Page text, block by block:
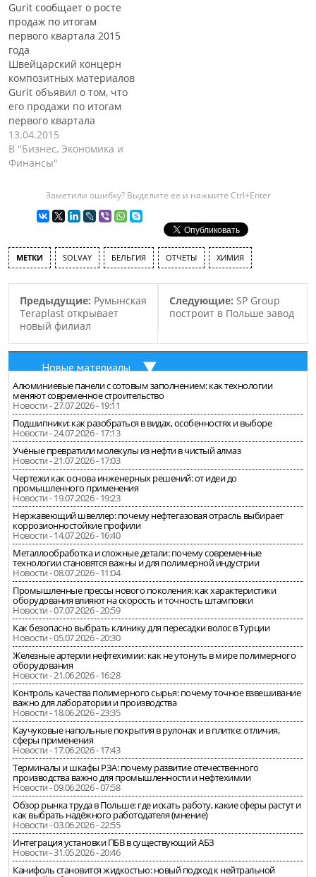
миллиарда, по
сравнению с результатом
в €2,4 миллиарда годом
ранее. Отметим, что
Ebitda (прибыль до
вычета процентов,
налогов, износа и…
Gurit сообщает о росте
продаж по итогам
первого квартала 2015
года
Швейцарский концерн
композитных материалов
Gurit объявил о том, что
его продажи по итогам
первого квартала
текущего года выросли
на 5.1% по сравнению с
аналогичным периодом в
миллионов евро.
Продажи подразделения
Gurit Composite Materials
квартале 64.8 миллионов
евро. В Компании
13.04.2015
В "Бизнес, Экономика и
Финансы"
Заметили ошибку? Выделите ее и нажмите Ctrl+Enter
МЕТКИ SOLVAY БЕЛЬГИЯ ОТЧЕТЫ ХИМИЯ
Предыдущие: Румынская
Teraplast открывает
новый филиал
Следующие: SP Group
построит в Польше завод
Новые материалы
Алюминиевые панели с сотовым заполнением: как технологии
меняют современное строительство
Новости - 27.07.2026 - 19:11
Подшипники: как разобраться в видах, особенностях и выборе
Новости - 24.07.2026 - 17:13
Учёные превратили молекулы из нефти в чистый алмаз
Новости - 21.07.2026 - 17:03
Чертежи как основа инженерных решений: от идеи до
промышленного применения
Новости - 19.07.2026 - 19:23
Нержавеющий швеллер: почему нефтегазовая отрасль выбирает
коррозионностойкие профили
Новости - 14.07.2026 - 16:40
Металлообработка и сложные детали: почему современные
технологии становятся важны и для полимерной индустрии
Новости - 08.07.2026 - 11:04
Промышленные прессы нового поколения: как характеристики
оборудования влияют на скорость и точность штамповки
Новости - 07.07.2026 - 20:59
Как безопасно выбрать клинику для пересадки волос в Турции
Новости - 05.07.2026 - 20:30
Железные артерии нефтехимии: как не утонуть в мире полимерного
оборудования
Новости - 21.06.2026 - 16:28
Контроль качества полимерного сырья: почему точное взвешивание
важно для лаборатории и производства
Новости - 18.06.2026 - 23:35
Каучуковые напольные покрытия в рулонах и в плитке: отличия,
сферы применения
Новости - 17.06.2026 - 17:43
Терминалы и шкафы РЗА: почему развитие отечественного
производства важно для промышленности и нефтехимии
Новости - 09.06.2026 - 07:58
Обзор рынка труда в Польше: где искать работу, какие сферы растут и
как выбрать надёжного работодателя (мнение)
Новости - 03.06.2026 - 22:55
Интеграция установки ПБВ в существующий АБЗ
Новости - 31.05.2026 - 20:46
Канифоль становится жидкостью: новый подход к нейтральной